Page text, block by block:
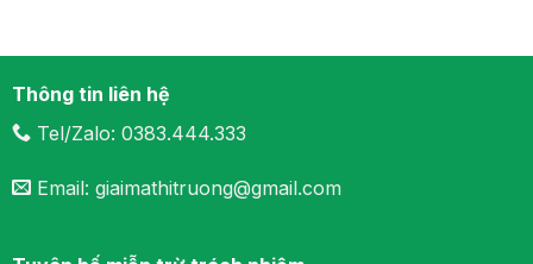
Thông tin liên hệ
Tel/Zalo: 0383.444.333
Email: giaimathitruong@gmail.com